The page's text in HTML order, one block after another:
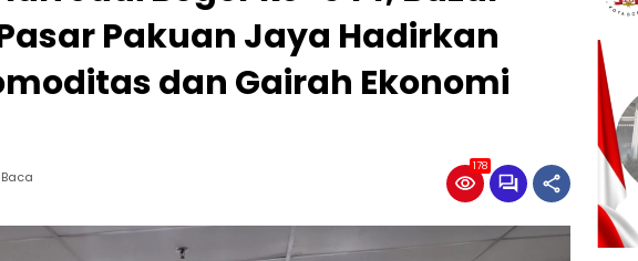
Pakuan Jaya Hadirkan
dan Gairah Ekonomi
178